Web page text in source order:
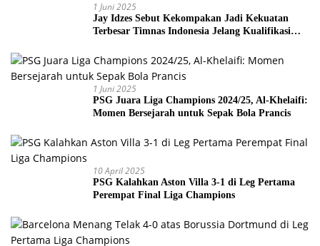
1 Juni 2025
Jay Idzes Sebut Kekompakan Jadi Kekuatan
Terbesar Timnas Indonesia Jelang Kualifikasi
1 Juni 2025
PSG Juara Liga Champions 2024/25, Al-Khelaifi:
Momen Bersejarah untuk Sepak Bola Prancis
10 April 2025
PSG Kalahkan Aston Villa 3-1 di Leg Pertama
Perempat Final Liga Champions